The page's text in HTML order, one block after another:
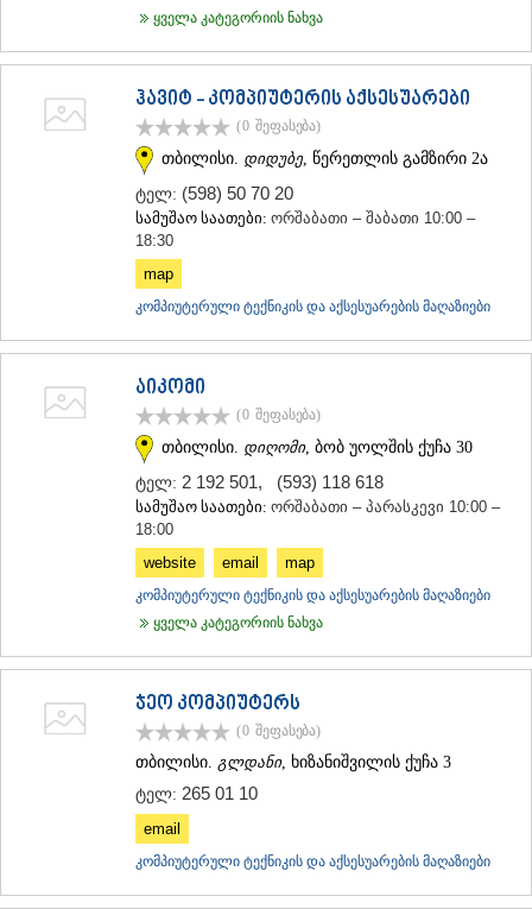
ყველა კატეგორიის ნახვა
ჰავიტ - კომპიუტერის აქსესუარები
(0 შეფასება)
თბილისი. დიდუბე , წერეთლის გამზირი 2ა
ტელ: (598) 50 70 20
სამუშაო საათები: ორშაბათი – შაბათი 10:00 –
18:30
map
კომპიუტერული ტექნიკის და აქსესუარების მაღაზიები
აიკომი
(0 შეფასება)
თბილისი. დიღომი, ბობ უოლშის ქუჩა 30
ტელ: 2 192 501, (593) 118 618
სამუშაო საათები: ორშაბათი – პარასკევი 10:00 –
18:00
website
email map
კომპიუტერული ტექნიკის და აქსესუარების მაღაზიები
ყველა კატეგორიის ნახვა
ჯეო კომპიუტერს
(0 შეფასება)
თბილისი. გლდანი, ხიზანიშვილის ქუჩა 3
ტელ: 265 01 10
email
კომპიუტერული ტექნიკის და აქსესუარების მაღაზიები